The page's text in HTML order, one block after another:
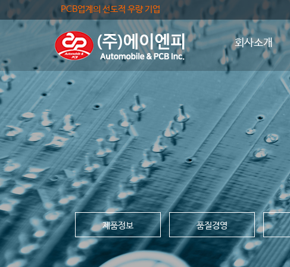
PCB업계의 선도적 우량 기업
회사소개
제품정보 품질경영